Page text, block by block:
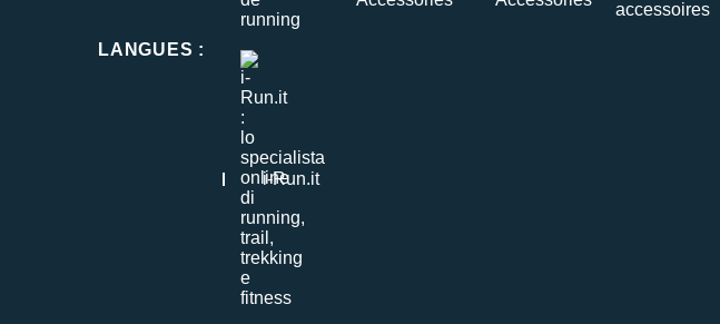
LANGUES :
i-Run.it